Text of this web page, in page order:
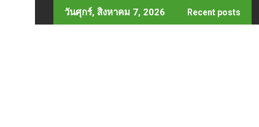
to
วันศุกร์, สิงหาคม 7, 2026 Recent posts